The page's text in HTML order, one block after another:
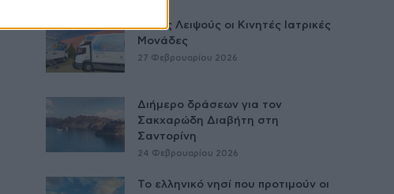
Στους Λειψούς οι Κινητές Ιατρικές
Μονάδες
27 Φεβρουαρίου 2026
Διήμερο δράσεων για τον
Σακχαρώδη Διαβήτη στη
Σαντορίνη
24 Φεβρουαρίου 2026
Το ελληνικό νησί που προτιμούν οι